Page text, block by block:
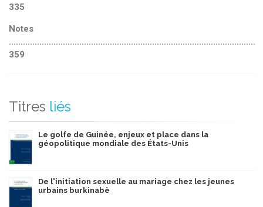
335
Notes
.........................................................................................................
359
Titres liés
Le golfe de Guinée, enjeux et place dans la
géopolitique mondiale des États-Unis
De l'initiation sexuelle au mariage chez les jeunes
urbains burkinabè